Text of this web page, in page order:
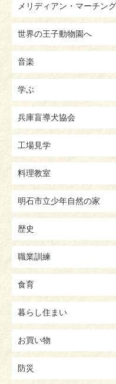
メリディアン・マーチング
世界の王子動物園へ
音楽
学ぶ
兵庫盲導犬協会
工場見学
料理教室
明石市立少年自然の家
歴史
職業訓練
食育
暮らし住まい
お買い物
防災